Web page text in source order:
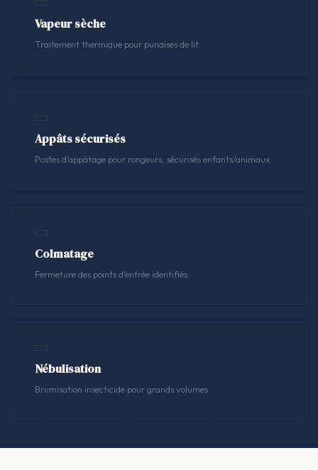
Vapeur sèche
Traitement thermique pour punaises de lit.
Appâts sécurisés
Postes d'appâtage pour rongeurs, sécurisés enfants/animaux.
Colmatage
Fermeture des points d'entrée identifiés.
Nébulisation
Brumisation insecticide pour grands volumes.